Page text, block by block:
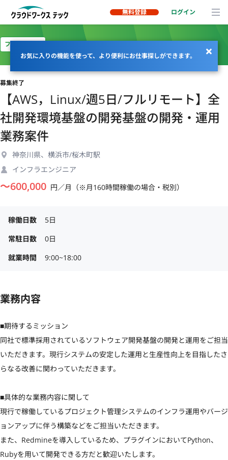
無料登録 ログイン
お気に入りの機能を使って、より便利にお仕事探しができます。
フルリモート
募集終了
【AWS，Linux/週5日/フルリモート】全
社開発環境基盤の開発基盤の開発・運用
業務案件
神奈川県、横浜市/桜木町駅
インフラエンジニア
〜600,000 円／月（※月160時間稼働の場合・税別）
稼働日数
5日
常駐日数
0日
就業時間
9:00~18:00
業務内容
■期待するミッション
同社で標準採用されているソフトウェア開発基盤の開発と運用をご担当
いただきます。現行システムの安定した運用と生産性向上を目指したさ
らなる改善に関わっていただきます。
■具体的な業務内容に関して
現行で稼働しているプロジェクト管理システムのインフラ運用やバージ
ョンアップに伴う構築などをご担当いただきます。
また、Redmineを導入しているため、プラグインにおいてPython、
Rubyを用いて開発できる方だと歓迎いたします。